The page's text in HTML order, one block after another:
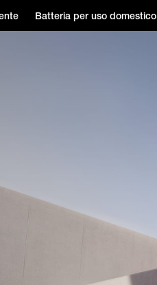
Batteria per uso domestico